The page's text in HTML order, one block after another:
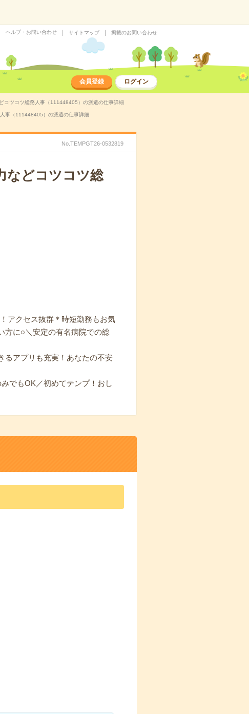
ヘルプ・お問い合わせ サイトマップ 掲載のお問い合わせ
会員登録 ログイン
コツコツ総務人事（111448405）の派遣の仕事詳細
事（111448405）の派遣の仕事詳細
No.TEMPGT26-0532819
などコツコツ総
アクセス抜群＊時短勤務もお気
方に○＼安定の有名病院での総
るアプリも充実！あなたの不安
でもOK／初めてテンプ！おし